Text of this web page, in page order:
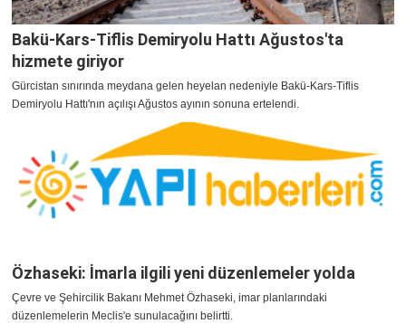
Bakü-Kars-Tiflis Demiryolu Hattı Ağustos'ta
hizmete giriyor
Gürcistan sınırında meydana gelen heyelan nedeniyle Bakü-Kars-Tiflis
Demiryolu Hattı'nın açılışı Ağustos ayının sonuna ertelendi.
Özhaseki: İmarla ilgili yeni düzenlemeler yolda
Çevre ve Şehircilik Bakanı Mehmet Özhaseki, imar planlarındaki
düzenlemelerin Meclis'e sunulacağını belirtti.